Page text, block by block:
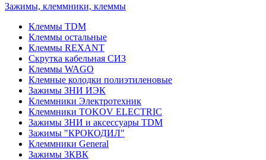
Зажимы, клеммники, клеммы
Клеммы TDM
Клеммы остальные
Клеммы REXANT
Скрутка кабельная СИЗ
Клеммы WAGO
Клемные колодки полиэтиленовые
Зажимы ЗНИ ИЭК
Клеммники Электротехник
Клеммники TOKOV ELECTRIC
Зажимы ЗНИ и аксессуары TDM
Зажимы "КРОКОДИЛ"
Клеммники General
Зажимы 3КВК